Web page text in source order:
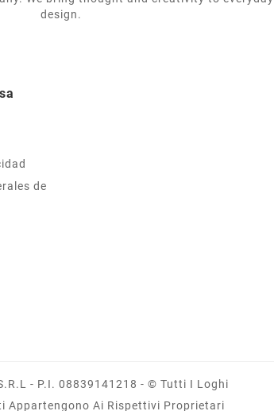
design.
de
- P.I. 08839141218 - © Tutti I Loghi
Appartengono Ai Rispettivi Proprietari